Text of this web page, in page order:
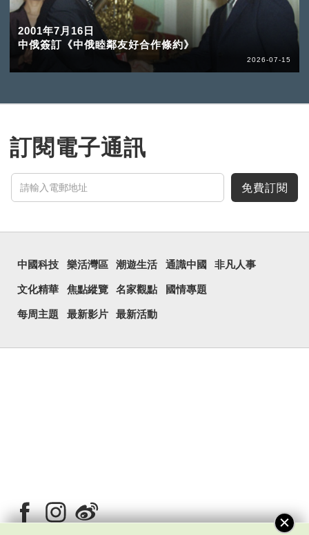
2001年7月16日
中俄簽訂《中俄睦鄰友好合作條約》
2026-07-15
訂閱電子通訊
免費訂閱
中國科技 樂活灣區 潮遊生活 通識中國 非凡人事
文化精華 焦點縱覽 名家觀點 國情專題
每周主題 最新影片 最新活動